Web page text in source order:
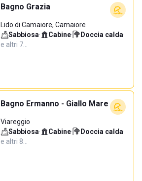
Bagno Grazia
Lido di Camaiore, Camaiore
Sabbiosa· Cabine· Doccia calda·
e altri 7…
Bagno Ermanno - Giallo Mare
Viareggio
Sabbiosa· Cabine· Doccia calda·
e altri 8…